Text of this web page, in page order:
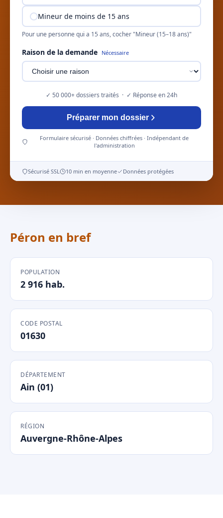
Mineur de moins de 15 ans
Pour une personne qui a 15 ans, cocher "Mineur (15–18 ans)"
Raison de la demande Nécessaire
✓ 50 000+ dossiers traités · ✓ Réponse en 24h
Préparer mon dossier
Formulaire sécurisé · Données chiffrées · Indépendant de
l'administration
Sécurisé SSL 10 min en moyenne Données protégées
Péron en bref
POPULATION
2 916 hab.
CODE POSTAL
01630
DÉPARTEMENT
Ain (01)
RÉGION
Auvergne-Rhône-Alpes